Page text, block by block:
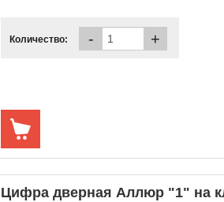
Количество: - +
Цифра дверная Аллюр "1" на